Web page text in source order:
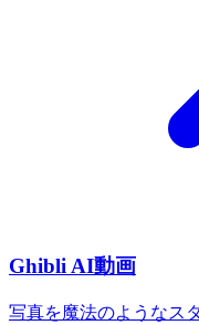
Ghibli AI動画
写真を魔法のようなス